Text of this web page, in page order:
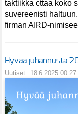
taktiikka ottaa koko
suvereenisti
firman AIRD-
Hyvää juhannusta
Uutiset 18.6.2025 00:27